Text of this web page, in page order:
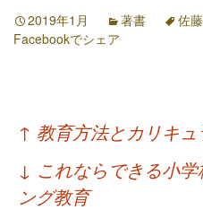
プ
2019年1月 著書 佐
Facebookでシェア
投
ナ
↑ 教育⽅法とカリキ
↓ これならできる小
ング教育